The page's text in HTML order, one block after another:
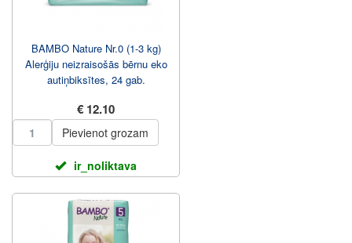
BAMBO Nature Nr.0 (1-3 kg)
Alerģiju neizraisošās bērnu eko
autiņbiksītes, 24 gab.
€ 12.10
Pievienot grozam
ir_noliktava